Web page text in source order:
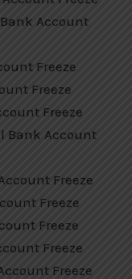
Account
Freeze
Freeze
Freeze
Bank Account
Freeze
Freeze
Freeze
Freeze
Freeze